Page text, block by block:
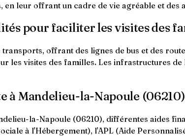
leur offrant un cadre de vie agréable et des
pour faciliter les visites des
offrant des lignes de bus et des
les visites des familles. Les infrastructures
à Mandelieu-la-Napoule (06210)
la-Napoule (06210), différentes aides
à l'Hébergement), l'APL (Aide